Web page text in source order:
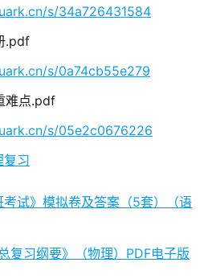
s/34a726431584
.pdf
s/0a74cb55e279
难点.pdf
s/05e2c0676226
复习
试》模拟卷及答案（5套）（语
复习纲要》（物理）PDF电子版